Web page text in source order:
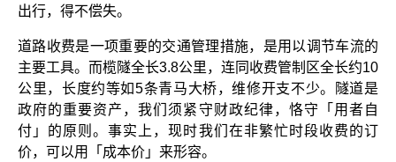
出行，得不偿失。
道路收费是一项重要的交通管理措施，是用以调节车流的
主要工具。而榄隧全长3.8公里，连同收费管制区全长约10
公里，长度约等如5条青马大桥，维修开支不少。隧道是
政府的重要资产，我们须紧守财政纪律，恪守「用者自
付」的原则。事实上，现时我们在非繁忙时段收费的订
价，可以用「成本价」来形容。